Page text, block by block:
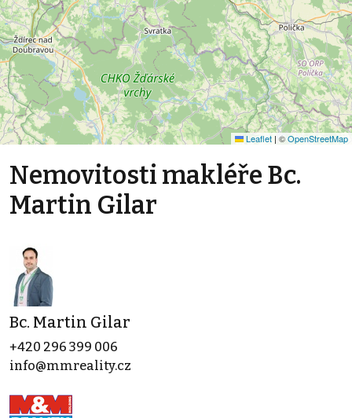
Leaflet | ©OpenStreetMap
Nemovitosti makléře Bc.
Martin Gilar
Bc. Martin Gilar
+420 296 399 006
info@mmreality.cz